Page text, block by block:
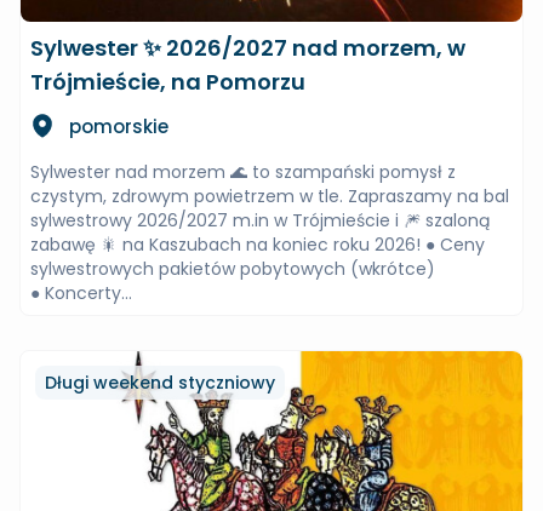
Sylwester ✨ 2026/2027 nad morzem, w
Trójmieście, na Pomorzu
pomorskie
Sylwester nad morzem 🌊 to szampański pomysł z
czystym, zdrowym powietrzem w tle. Zapraszamy na bal
sylwestrowy 2026/2027 m.in w Trójmieście i 🎆 szaloną
zabawę 🎇 na Kaszubach na koniec roku 2026! ● Ceny
sylwestrowych pakietów pobytowych (wkrótce)
● Koncerty...
Długi weekend styczniowy